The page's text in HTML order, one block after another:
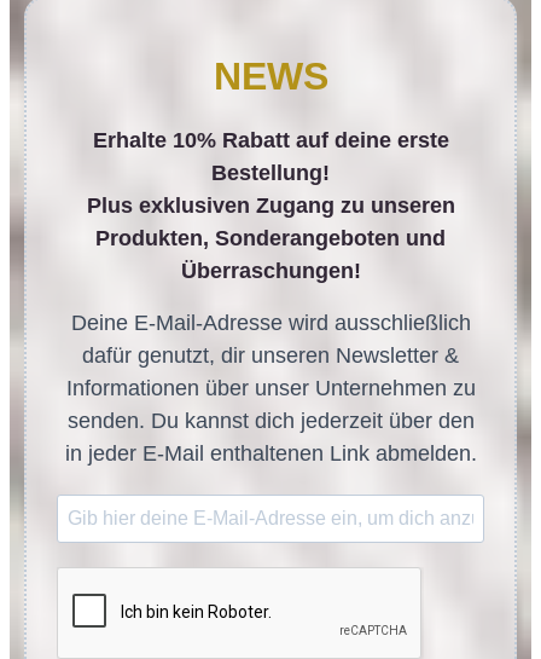
NEWS
Erhalte 10% Rabatt auf deine erste
Bestellung!
Plus exklusiven Zugang zu unseren
Produkten, Sonderangeboten und
Überraschungen!
Deine E-Mail-Adresse wird ausschließlich
dafür genutzt, dir unseren Newsletter &
Informationen über unser Unternehmen zu
senden. Du kannst dich jederzeit über den
in jeder E-Mail enthaltenen Link abmelden.